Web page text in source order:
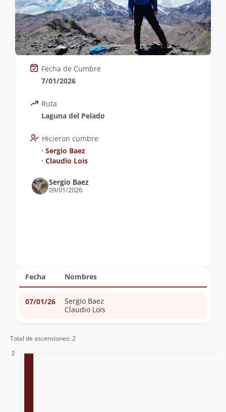
Fecha Nombres
07/01/26
Sergio Baez
Claudio Lois
Fecha de Cumbre
7/01/2026
Ruta
Laguna del Pelado
Hicieron cumbre
∙ Sergio Baez
∙ Claudio Lois
Sergio Baez
09/01/2026
Total de ascensiones: 2